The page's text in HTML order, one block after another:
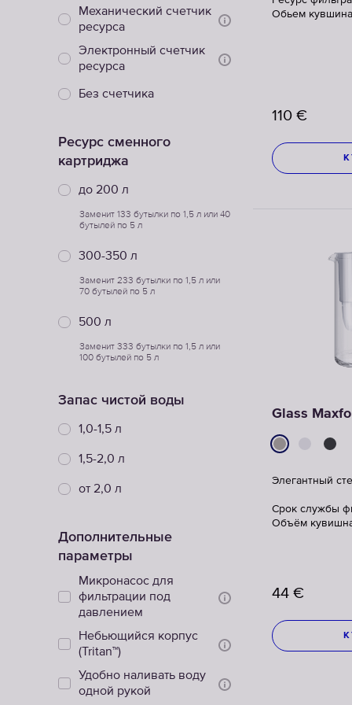
Механический счетчик
ресурса
Электронный счетчик
ресурса
Без счетчика
Ресурс сменного
картриджа
до 200 л
Заменит 133 бутылки по 1,5 л или 40
бутылей по 5 л
300-350 л
Заменит 233 бутылки по 1,5 л или
70 бутылей по 5 л
500 л
Заменит 333 бутылки по 1,5 л или
100 бутылей по 5 л
Запас чистой воды
1,0-1,5 л
1,5-2,0 л
от 2,0 л
Дополнительные
параметры
Микронасос для
фильтрации под
давлением
Небьющийся корпус
(Tritan™)
Удобно наливать воду
одной рукой
Обьем
110 €
Glass
Элегантный
Срок службы
Объём
44 €